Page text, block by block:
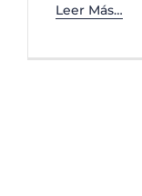
Leer Más…